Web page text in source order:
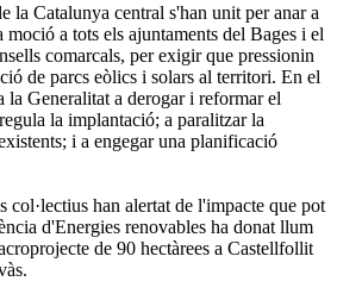
la Catalunya central s'han unit per anar a
moció a tots els ajuntaments del Bages i el
comarcals, per exigir que pressionin
de parcs eòlics i solars al territori. En el
la Generalitat a derogar i reformar el
la implantació; a paralitzar la
i a engegar una planificació
col·lectius han alertat de l'impacte que pot
d'Energies renovables ha donat llum
de 90 hectàrees a Castellfollit